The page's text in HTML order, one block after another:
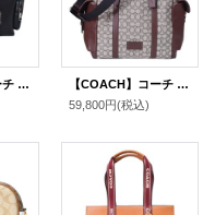
【COACH】コーチ メンズ バッグ レザー ロゴ フィン ポケット クロスボディ 斜め掛け ショルダーバッグ ブラック〔日本未発売〕
【COACH】コーチ メンズ バッグ ジャガード レザー シグネチャー スプリント トート 2WAY 斜め掛け クロスボディ トートバッグ ショルダー バッグ オーク×メイプル〔日本未発売〕
59,800円(税込)